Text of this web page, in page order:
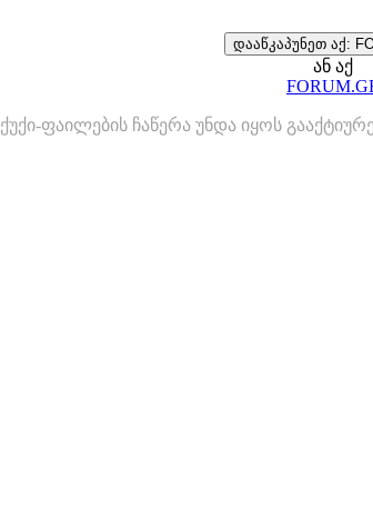
დააწკაპუნეთ აქ:
ან აქ
ქუქი-ფაილების ჩაწერა უნდა იყოს